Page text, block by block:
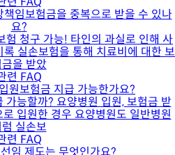
임보험금을 중복으로 받을 수 있나
요?
험 청구 가능! 타인의 과실로 인해 사
실손보험을 통해 치료비에 대한 보
금을 받았
련 FAQ
원보험금 지급 가능한가요?
능할까? 요양병원 입원, 보험금 받
입원한 경우 요양병원도 일반병원
럼 실손보
련 FAQ
임 제도는 무엇인가요?